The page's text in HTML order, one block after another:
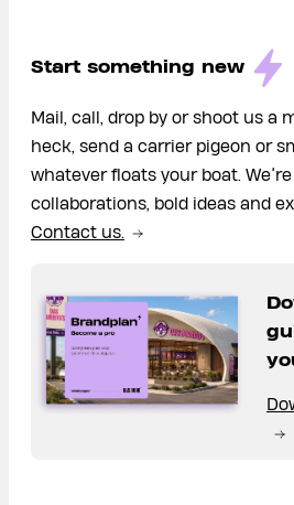
Start something new
Mail, call, drop by or shoot us a
heck, send a carrier pigeon or
whatever floats your boat.
collaborations, bold ideas and
Contact us.